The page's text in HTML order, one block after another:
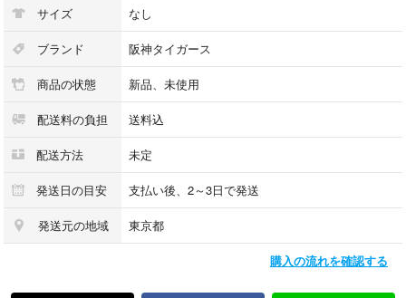
サイズ なし
ブランド 阪神タイガース
商品の状態 新品、未使用
配送料の負担 送料込
配送方法 未定
発送日の目安 支払い後、2～3日で発送
発送元の地域 東京都
購入の流れを確認する